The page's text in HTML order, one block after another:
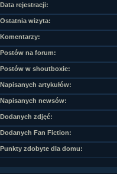
Data rejestracji:
Ostatnia wizyta:
Komentarzy:
Postów na forum:
Postów w shoutboxie:
Napisanych artykułów:
Napisanych newsów:
Dodanych zdjęć:
Dodanych Fan Fiction:
Punkty zdobyte dla domu: